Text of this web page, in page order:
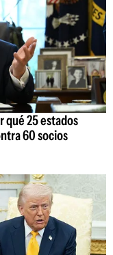
qué 25 estados
60 socios